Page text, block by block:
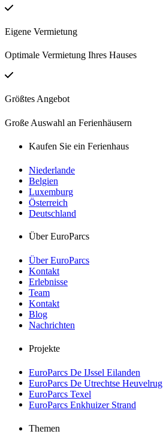
Eigene Vermietung
Optimale Vermietung Ihres Hauses
Größtes Angebot
Große Auswahl an Ferienhäusern
Kaufen Sie ein Ferienhaus
Niederlande
Belgien
Luxemburg
Österreich
Deutschland
Über EuroParcs
Über EuroParcs
Kontakt
Erlebnisse
Team
Kontakt
Blog
Nachrichten
Projekte
EuroParcs De IJssel Eilanden
EuroParcs De Utrechtse Heuvelrug
EuroParcs Texel
EuroParcs Enkhuizer Strand
Themen